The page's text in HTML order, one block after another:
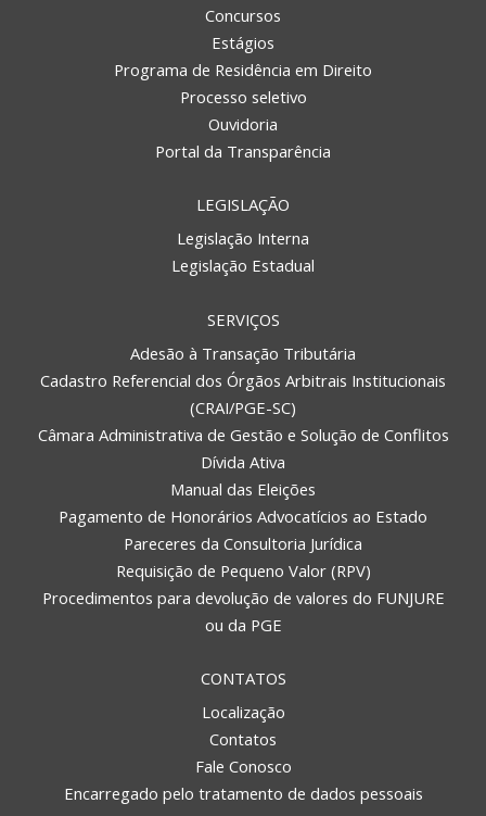
Concursos
Estágios
Programa de Residência em Direito
Processo seletivo
Ouvidoria
Portal da Transparência
LEGISLAÇÃO
Legislação Interna
Legislação Estadual
SERVIÇOS
Adesão à Transação Tributária
Cadastro Referencial dos Órgãos Arbitrais Institucionais
(CRAI/PGE-SC)
Câmara Administrativa de Gestão e Solução de Conflitos
Dívida Ativa
Manual das Eleições
Pagamento de Honorários Advocatícios ao Estado
Pareceres da Consultoria Jurídica
Requisição de Pequeno Valor (RPV)
Procedimentos para devolução de valores do FUNJURE
ou da PGE
CONTATOS
Localização
Contatos
Fale Conosco
Encarregado pelo tratamento de dados pessoais